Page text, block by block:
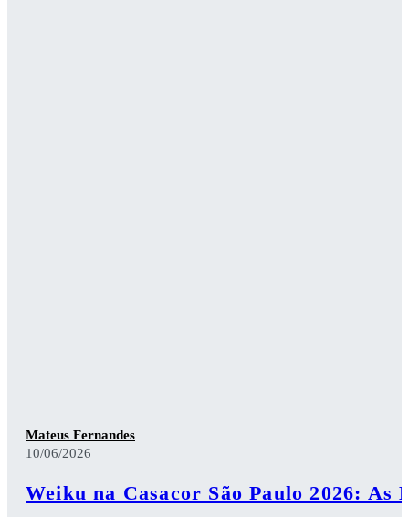
Mateus Fernandes
10/06/2026
Weiku na Casacor São Paulo 2026: